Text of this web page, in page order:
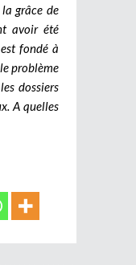
grâce de
avoir été
fondé à
problème
dossiers
A quelles